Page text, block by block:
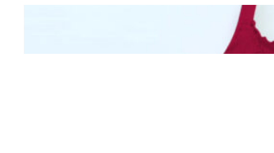
Mengintip Kepribadian
Wanita Dari Warna Bra